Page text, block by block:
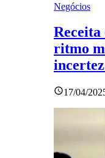
Negócios
Receita
ritmo
17/04/